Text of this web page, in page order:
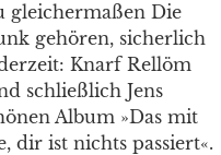
gleichermaßen Die
gehören, sicherlich
Knarf Rellöm
schließlich Jens
Album »Das mit
dir ist nichts passiert«.